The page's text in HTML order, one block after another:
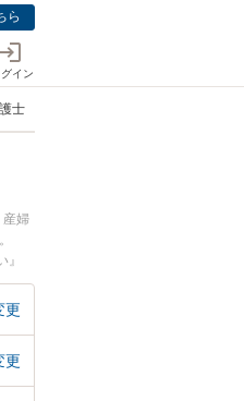
ら
グイン
士
産婦
更
更